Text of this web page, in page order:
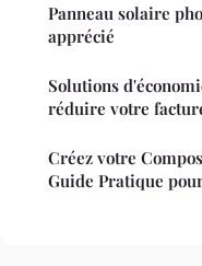
Panneau solaire
apprécié
Solutions
réduire votre
Créez votre
Guide Pratique